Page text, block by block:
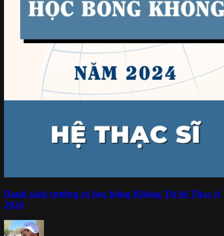
Danh sách trường có học bổng Khổng Tử hệ Thạc sĩ
2024